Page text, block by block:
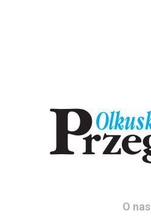
O nas